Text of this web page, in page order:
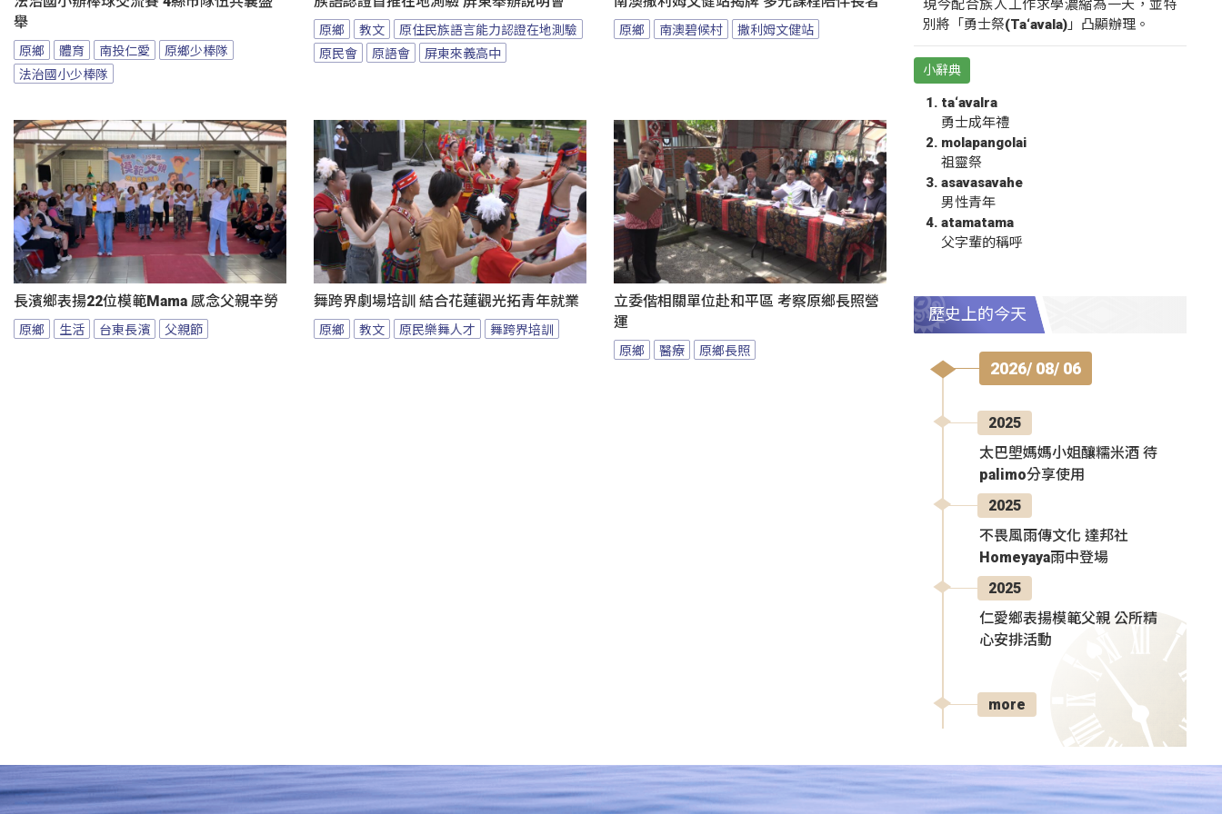
舉
原鄉 體育 南投仁愛
原鄉少棒隊
法治國小少棒隊
原鄉 教文
原住民族語言能力認證在地測驗
原民會
原語會 屏東來義高中
原鄉 南澳碧候村 撒利姆文健站
長濱鄉表揚22位模範Mama 感念父親辛勞
原鄉 生活 台東長濱 父親節
舞跨界劇場培訓 結合花蓮觀光拓青年就業
原鄉 教文 原民樂舞人才 舞跨界培訓
立委偕相關單位赴和平區 考察原鄉長照營
運
原鄉 醫療 原鄉長照
現今配合族人工作求學濃縮為一天，並特
別將「勇士祭(Ta‘avala)」凸顯辦理。
小辭典
ta‘avalra
勇士成年禮
molapangolai
祖靈祭
asavasavahe
男性青年
atamatama
父字輩的稱呼
歷史上的今天
2026/ 08/ 06
2025
太巴塱媽媽小姐釀糯米酒 待
palimo分享使用
2025
不畏風雨傳文化 達邦社
Homeyaya雨中登場
2025
仁愛鄉表揚模範父親 公所精
心安排活動
more